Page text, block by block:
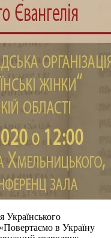
Українського
в Україну